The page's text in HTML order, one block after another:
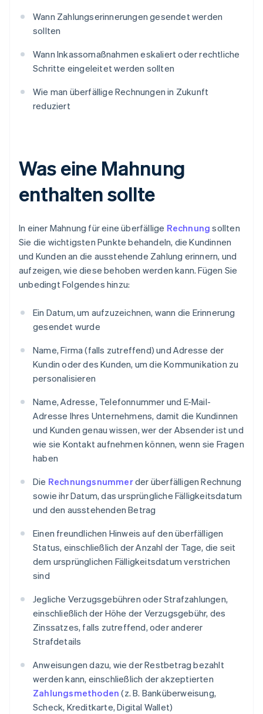
Wann Zahlungserinnerungen gesendet werden
sollten
Wann Inkassomaßnahmen eskaliert oder rechtliche
Schritte eingeleitet werden sollten
Wie man überfällige Rechnungen in Zukunft
reduziert
Was eine Mahnung
enthalten sollte
In einer Mahnung für eine überfällige Rechnung sollten
Sie die wichtigsten Punkte behandeln, die Kundinnen
und Kunden an die ausstehende Zahlung erinnern, und
aufzeigen, wie diese behoben werden kann. Fügen Sie
unbedingt Folgendes hinzu:
Ein Datum, um aufzuzeichnen, wann die Erinnerung
gesendet wurde
Name, Firma (falls zutreffend) und Adresse der
Kundin oder des Kunden, um die Kommunikation zu
personalisieren
Name, Adresse, Telefonnummer und E-Mail-
Adresse Ihres Unternehmens, damit die Kundinnen
und Kunden genau wissen, wer der Absender ist und
wie sie Kontakt aufnehmen können, wenn sie Fragen
haben
Die Rechnungsnummerder überfälligen Rechnung
sowie ihr Datum, das ursprüngliche Fälligkeitsdatum
und den ausstehenden Betrag
Einen freundlichen Hinweis auf den überfälligen
Status, einschließlich der Anzahl der Tage, die seit
dem ursprünglichen Fälligkeitsdatum verstrichen
sind
Jegliche Verzugsgebühren oder Strafzahlungen,
einschließlich der Höhe der Verzugsgebühr, des
Zinssatzes, falls zutreffend, oder anderer
Strafdetails
Anweisungen dazu, wie der Restbetrag bezahlt
werden kann, einschließlich der akzeptierten
Zahlungsmethoden (z. B. Banküberweisung,
Scheck, Kreditkarte, Digital Wallet)